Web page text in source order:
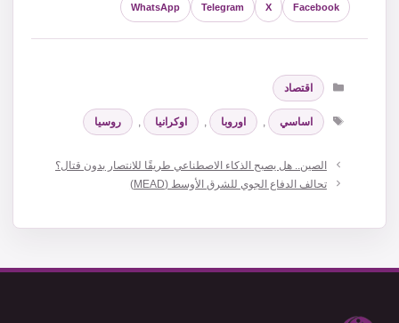
Facebook
X
Telegram
WhatsApp
التصنيفات
اقتصاد
الوسوم
اساسي , اوروبا , اوكرانيا , روسيا
الصين.. هل يصبح الذكاء الاصطناعي طريقًا للانتصار بدون قتال؟
تحالف الدفاع الجوي للشرق الأوسط (MEAD)